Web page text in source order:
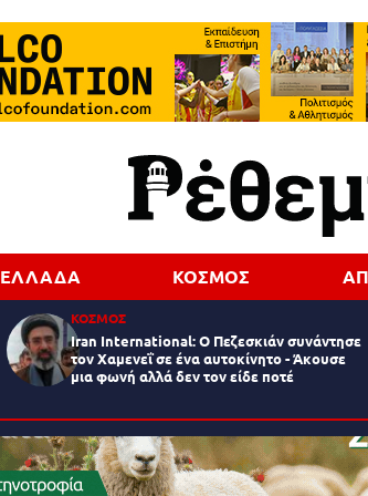
ΕΛΛΑΔΑ ΚΟΣΜΟΣ
ΚΟΣΜΟΣ
Iran International: Ο Πεζεσκιάν συνάντησε
τον Χαμενεΐ σε ένα αυτοκίνητο - Άκουσε
μια φωνή αλλά δεν τον είδε ποτέ